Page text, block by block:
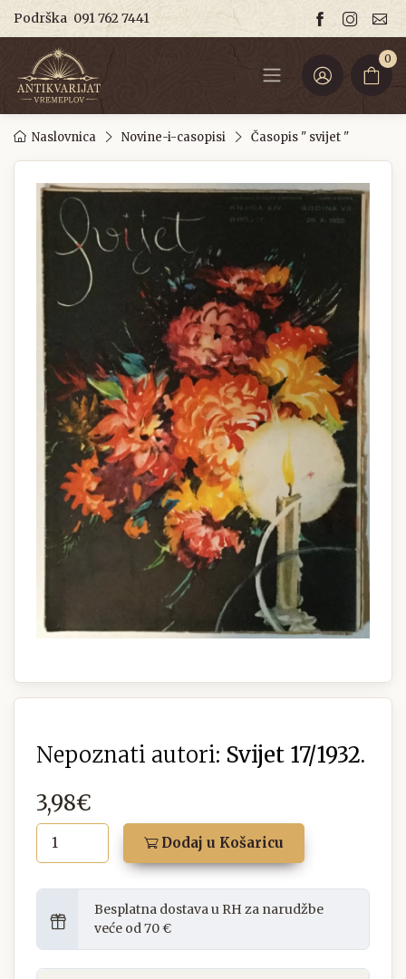
Podrška 091 762 7441
0
Naslovnica Novine-i-casopisi Časopis " svijet "
Nepoznati autori: Svijet 17/1932.
3,98€
Dodaj u Košaricu
Besplatna dostava u RH za narudžbe
veće od 70 €